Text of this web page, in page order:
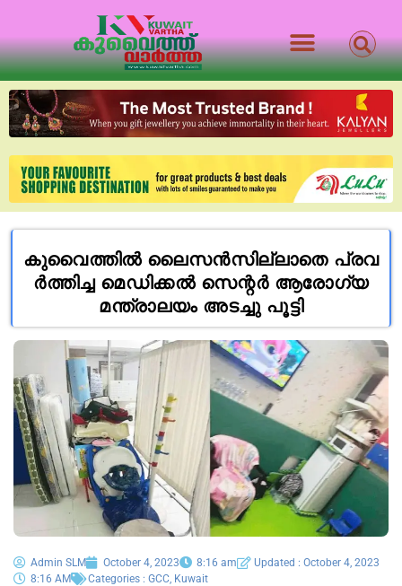
കു​വൈ​ത്തിൽ ലൈ​സ​ൻ​സി​ല്ലാ​തെ പ്ര​വ​
ർ​ത്തി​ച്ച മെ​ഡി​ക്ക​ൽ സെ​ന്റ​ർ ആ​രോ​ഗ്യ
മന്ത്രാലയം അടച്ചു പൂട്ടി
Admin SLM October 4, 2023 8:16 am
Updated : October 4, 2023
8:16 AM
Categories : GCC Kuwait